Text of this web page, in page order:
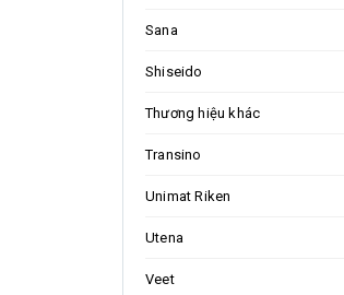
Sana
Shiseido
Thương hiệu khác
Transino
Unimat Riken
Utena
Veet